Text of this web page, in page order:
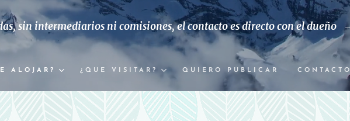
sin intermediarios ni comisiones, el contacto es directo con el dueño
to con el dueño
ALOJAR? ¿QUE VISITAR? QUIERO PUBLICAR CONTACTO